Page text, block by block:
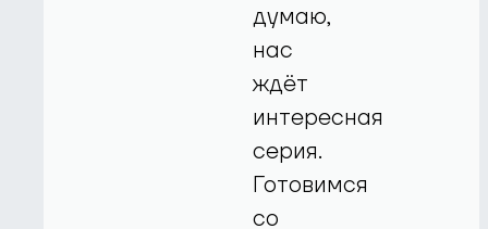
думаю,
нас
ждёт
интересная
серия.
Готовимся
со